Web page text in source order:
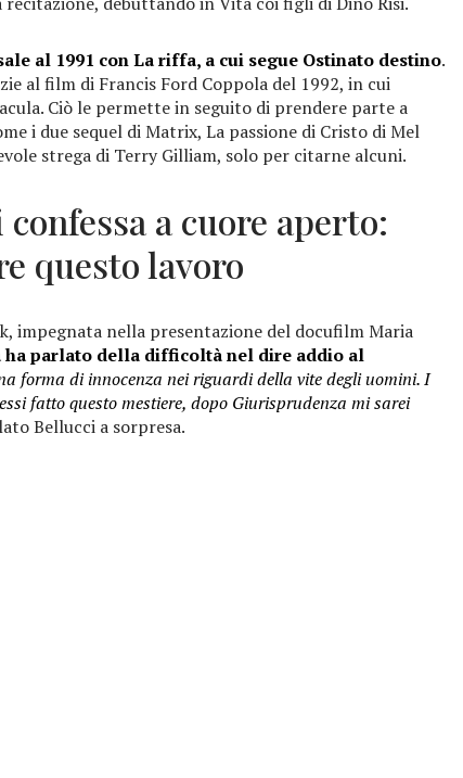
al 1991 con La riffa, a cui segue Ostinato destino.
al film di Francis Ford Coppola del 1992, in cui
Ciò le permette in seguito di prendere parte a
i due sequel di Matrix, La passione di Cristo di Mel
strega di Terry Gilliam, solo per citarne alcuni.
a cuore aperto:
questo lavoro
impegnata nella presentazione del docufilm Maria
ha parlato della difficoltà nel dire addio al
forma di innocenza nei riguardi della vite degli uomini. I
fatto questo mestiere, dopo Giurisprudenza mi sarei
Bellucci a sorpresa.